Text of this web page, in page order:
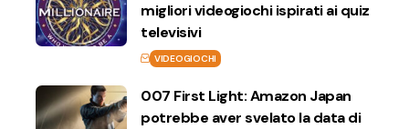
migliori videogiochi ispirati ai quiz
televisivi
VIDEOGIOCHI
007 First Light: Amazon Japan
potrebbe aver svelato la data di